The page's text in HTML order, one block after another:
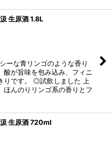
生原酒 1.8L
ーな青リンゴのような香り
酸が旨味を包み込み、フィニ
りです。 ◎試飲しました 上
ほんのりリンゴ系の香りとフ
生原酒 720ml